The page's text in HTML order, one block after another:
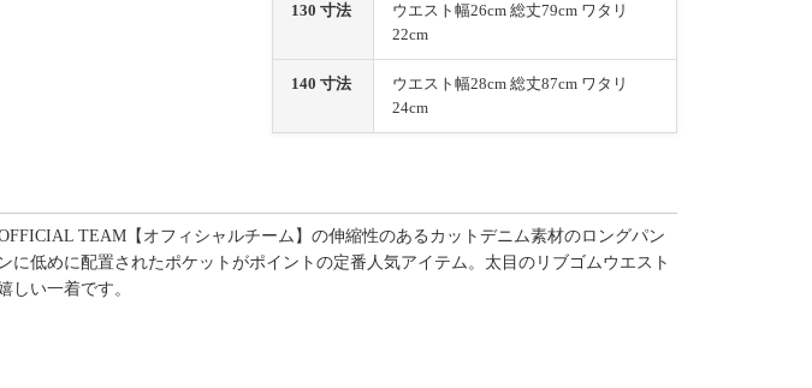
130 寸法
ウエスト幅26cm 総丈79cm ワタリ
22cm
140 寸法
ウエスト幅28cm 総丈87cm ワタリ
24cm
TEAM【オフィシャルチーム】の伸縮性のあるカットデニム素材のロングパン
に低めに配置されたポケットがポイントの定番人気アイテム。太目のリブゴムウエスト
しい一着です。